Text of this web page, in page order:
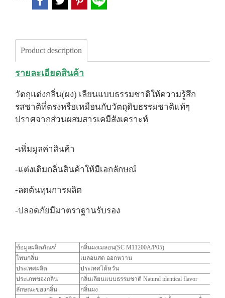
Product description
รายละเอียดสินค้า
วัตถุแต่งกลิ่น(ผง) เลียนแบบธรรมชาติให้ความรู้สึก
รสชาติที่ตรงหรือเหมือนกับวัตถุดิบธรรมชาติแท้ๆ
ปราศจากส่วนผสมสารเคมีสังเคราะห์
-เพิ่มมูลค่าสินค้า
-แต่งเติมกลิ่นสินค้าให้มีเอกลักษณ์
-ลดต้นทุนการผลิต
-ปลอดภัยมีมาตราฐานรับรอง
ข้อมูลผลิตภัณฑ์
กลิ่นผงเมลอน(SC M11200A/P05)
โทนกลิ่น
เมลอนสด ออกหวาน
ประเทศผลิต
ประเทศไต้หวัน
ประเภทของกลิ่น
กลิ่นเลียนแบบธรรมชาติ Natural identical flavor
ลักษณะของกลิ่น
กลิ่นผง